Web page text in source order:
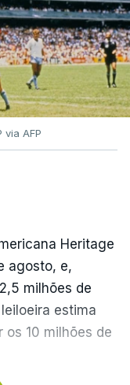
via AFP
Heritage
agosto, e,
milhões de
estima
10 milhões de